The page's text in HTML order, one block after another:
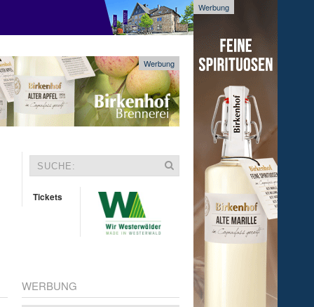
Werbung
Werbung
Tickets
WERBUNG